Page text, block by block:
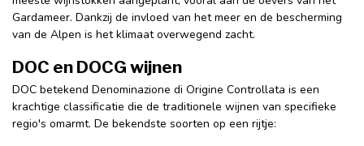
Gardameer. Dankzij de invloed van het meer en de bescherming
van de Alpen is het klimaat overwegend zacht.
DOC en DOCG wijnen
DOC betekend Denominazione di Origine Controllata is een
krachtige classificatie die de traditionele wijnen van specifieke
regio's omarmt. De bekendste soorten op een rijtje: